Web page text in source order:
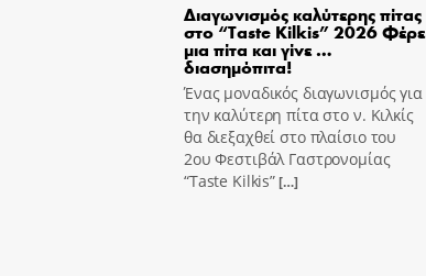
Διαγωνισμός καλύτερης πίτας
στο “Taste Kilkis” 2026 Φέρε
μια πίτα και γίνε …
διασημόπιτα!
Ένας μοναδικός διαγωνισμός για
την καλύτερη πίτα στο ν. Κιλκίς
θα διεξαχθεί στο πλαίσιο του
2ου Φεστιβάλ Γαστρονομίας
“Taste Kilkis”[…]